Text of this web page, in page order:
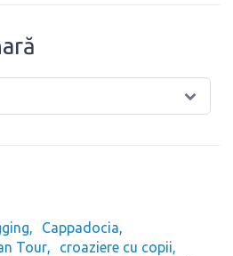
Cappadocia
Tour
croaziere cu copii